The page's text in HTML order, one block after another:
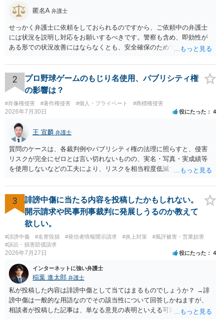
匿名A 弁護士
せっかく弁護士に依頼をしておられるのですから、ご依頼中の弁護士
には状況を説明し対応をお願いするべきです。警察も含め、即効性が
ある形での状況改善にはならなくとも、安全確保のためできることは
2
プロ野球ゲームのもじり名使用、パブリシティ権
の影響は？
#肖像権侵害 #著作権侵害 #個人・プライベート #商標権侵害
2026年7月30日 役にたった 4
王 宣麟 弁護士
質問のケースは、各裁判例やパブリシティ権の法理に照らすと、侵害
リスクが完全にゼロとは言い切れないものの、実名・写真・実成績等
を使用しないなどの工夫により、リスクを相当程度低減できる設計に
推測できる」という点は、裁判で争われた場合に「専ら顧客吸引力の
利用を目的とする」と判断される余地を残すため、一定の注意が必要
です。 また、広告収益の有無は、侵害判断に一定の影響を与える可能
性がありますが、決定的要因ではありません。 パブリシティ権侵害の
成否は、主に「専ら顧客吸引力の利用を目的とするか」という点で判
断されます。広告収益があることは「商業的目的」を強く示す要素で
すが、それだけで直ちに侵害となるわけではありません。完全無償・
非営利であれば「表現の自由」「創作物」としての側面が強く評価さ
れる可能性があります。一方、広告収益がある場合は「商業利用」と
しての色彩が強まり、リスクが高まる可能性があります。 公開前に変
更・確認しておく事項については、公開の場でアドバイスするにも限
界があるかと思うので、資料等を持参の上、弁護士に相談されること
も一つかと存じます。
3
誹謗中傷に当たる内容を投稿したかもしれない。
開示請求や民事刑事裁判に発展しうるのか教えて
欲しい。
#誹謗中傷 #名誉毀損 #発信者情報開示請求 #炎上対策
#風評被害・営業妨害
#訴訟・損害賠償請求
2026年7月27日 役にたった 4
インターネットに強い弁護士
稲葉 進太郎 弁護士
私が投稿した内容は誹謗中傷として当てはまるものでしょうか？ →誹
謗中傷は一般的な用語なのでその該当性について回答しかねますが、
相談者が投稿した記事は、単なる意見の表明といえる可能性が高く、